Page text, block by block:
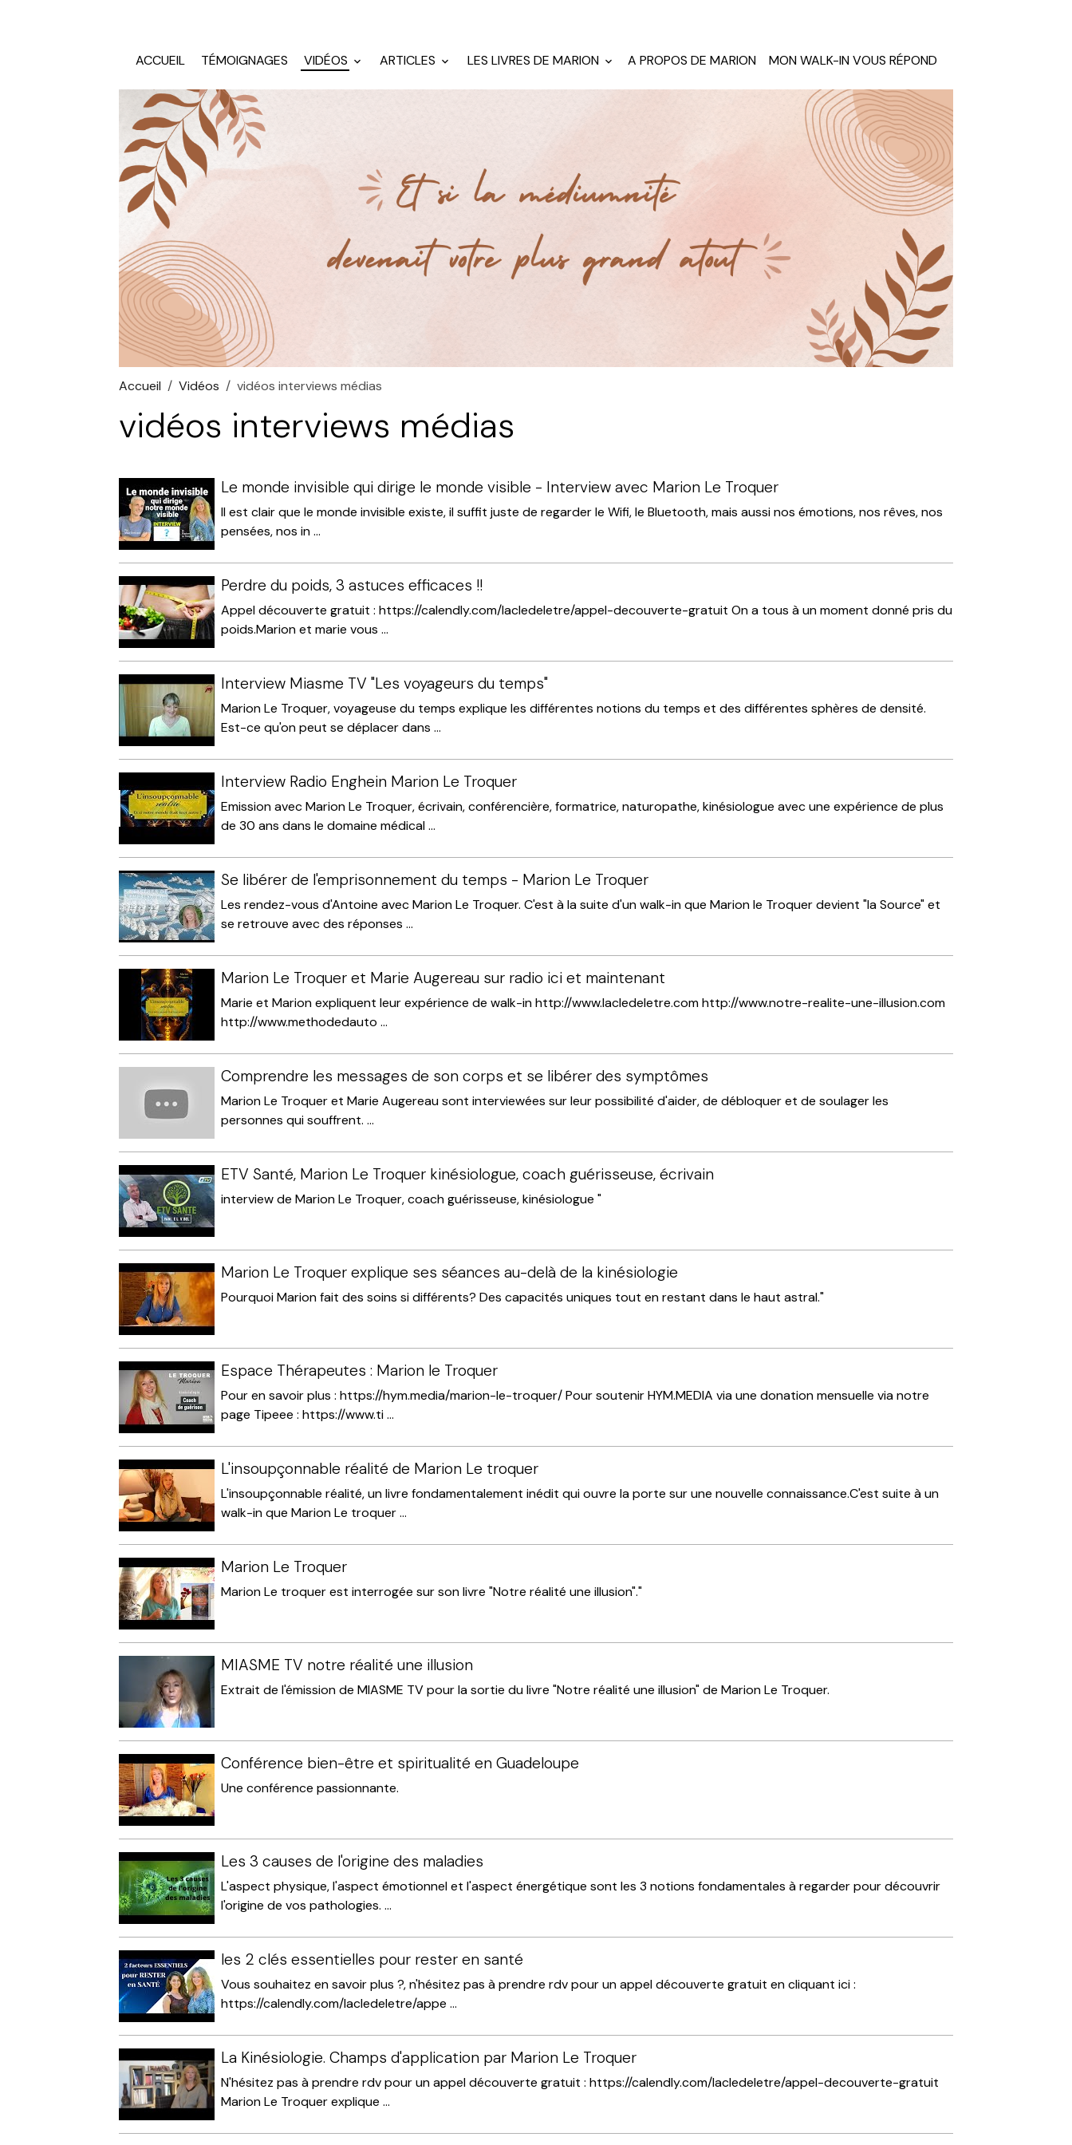
ACCUEIL TÉMOIGNAGES VIDÉOS ARTICLES LES LIVRES DE MARION A PROPOS DE MARION MON WALK-IN VOUS RÉPOND
Accueil Vidéos vidéos interviews médias
vidéos interviews médias
Le monde invisible qui dirige le monde visible - Interview avec Marion Le Troquer
Il est clair que le monde invisible existe, il suffit juste de regarder le Wifi, le Bluetooth, mais aussi nos émotions, nos rêves, nos
pensées, nos in ...
Perdre du poids, 3 astuces efficaces !!
Appel découverte gratuit : https://calendly.com/lacledeletre/appel-decouverte-gratuit On a tous à un moment donné pris du
poids.Marion et marie vous ...
Interview Miasme TV "Les voyageurs du temps"
Marion Le Troquer, voyageuse du temps explique les différentes notions du temps et des différentes sphères de densité.
Est-ce qu'on peut se déplacer dans ...
Interview Radio Enghein Marion Le Troquer
Emission avec Marion Le Troquer, écrivain, conférencière, formatrice, naturopathe, kinésiologue avec une expérience de plus
de 30 ans dans le domaine médical ...
Se libérer de l'emprisonnement du temps - Marion Le Troquer
Les rendez-vous d'Antoine avec Marion Le Troquer. C'est à la suite d'un walk-in que Marion le Troquer devient "la Source" et
se retrouve avec des réponses ...
Marion Le Troquer et Marie Augereau sur radio ici et maintenant
Marie et Marion expliquent leur expérience de walk-in http://www.lacledeletre.com http://www.notre-realite-une-illusion.com
http://www.methodedauto ...
Comprendre les messages de son corps et se libérer des symptômes
Marion Le Troquer et Marie Augereau sont interviewées sur leur possibilité d'aider, de débloquer et de soulager les
personnes qui souffrent. ...
ETV Santé, Marion Le Troquer kinésiologue, coach guérisseuse, écrivain
interview de Marion Le Troquer, coach guérisseuse, kinésiologue "
Marion Le Troquer explique ses séances au-delà de la kinésiologie
Pourquoi Marion fait des soins si différents? Des capacités uniques tout en restant dans le haut astral."
Espace Thérapeutes : Marion le Troquer
Pour en savoir plus : https://hym.media/marion-le-troquer/ Pour soutenir HYM.MEDIA via une donation mensuelle via notre
page Tipeee : https://www.ti ...
L'insoupçonnable réalité de Marion Le troquer
L'insoupçonnable réalité, un livre fondamentalement inédit qui ouvre la porte sur une nouvelle connaissance.C'est suite à un
walk-in que Marion Le troquer ...
Marion Le Troquer
Marion Le troquer est interrogée sur son livre "Notre réalité une illusion"."
MIASME TV notre réalité une illusion
Extrait de l'émission de MIASME TV pour la sortie du livre "Notre réalité une illusion" de Marion Le Troquer.
Conférence bien-être et spiritualité en Guadeloupe
Une conférence passionnante.
Les 3 causes de l'origine des maladies
L'aspect physique, l'aspect émotionnel et l'aspect énergétique sont les 3 notions fondamentales à regarder pour découvrir
l'origine de vos pathologies. ...
les 2 clés essentielles pour rester en santé
Vous souhaitez en savoir plus ?, n'hésitez pas à prendre rdv pour un appel découverte gratuit en cliquant ici :
https://calendly.com/lacledeletre/appe ...
La Kinésiologie. Champs d'application par Marion Le Troquer
N'hésitez pas à prendre rdv pour un appel découverte gratuit : https://calendly.com/lacledeletre/appel-decouverte-gratuit
Marion Le Troquer explique ...